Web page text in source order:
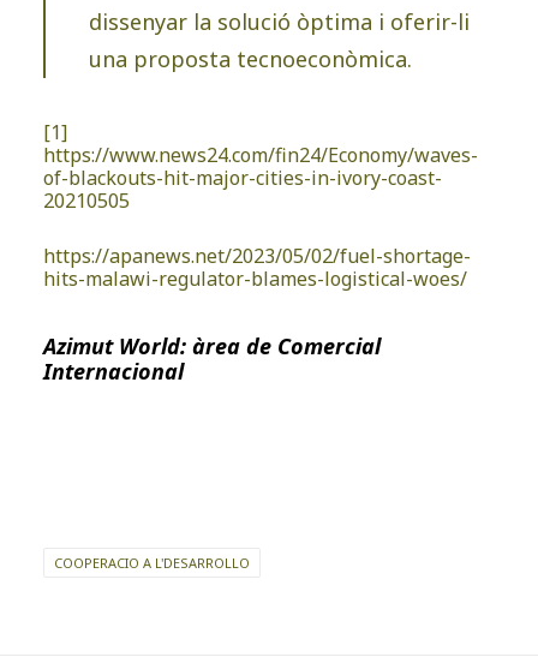
dissenyar la solució òptima i oferir-li
una proposta tecnoeconòmica.
[1]
https://www.news24.com/fin24/Economy/waves-
of-blackouts-hit-major-cities-in-ivory-coast-
20210505
https://apanews.net/2023/05/02/fuel-shortage-
hits-malawi-regulator-blames-logistical-woes/
Azimut World: àrea de Comercial
Internacional
COOPERACIO A L'DESARROLLO